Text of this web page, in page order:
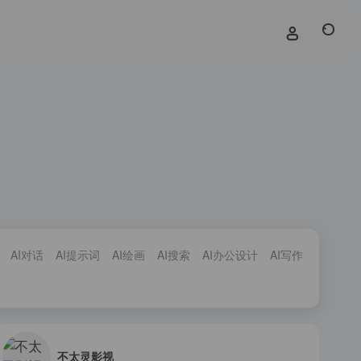
AI对话 AI提示词 AI绘画 AI搜索 AI办公设计 AI写作
不太灵影视